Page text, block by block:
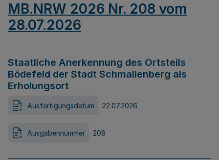
MB.NRW 2026 Nr. 208 vom
28.07.2026
Staatliche Anerkennung des Ortsteils
Bödefeld der Stadt Schmallenberg als
Erholungsort
Ausfertigungsdatum 22.07.2026
Ausgabennummer 208